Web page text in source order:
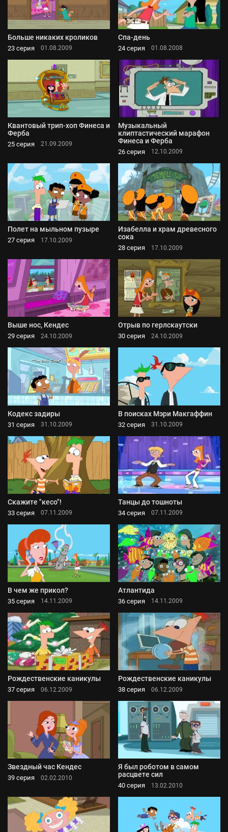
Больше никаких кроликов
23 серия 01.08.2009
Спа-день
24 серия 01.08.2008
Квантовый трип-хоп Финеса и
Ферба
25 серия 21.09.2009
Музыкальный
клиптастический марафон
Финеса и Ферба
26 серия 12.10.2009
Полет на мыльном пузыре
27 серия 17.10.2009
Изабелла и храм древесного
сока
28 серия 17.10.2009
Выше нос, Кендес
29 серия 24.10.2009
Отрыв по герлскаутски
30 серия 24.10.2009
Кодекс задиры
31 серия 31.10.2009
В поисках Мэри Макгаффин
32 серия 31.10.2009
Скажите "кесо"!
33 серия 07.11.2009
Танцы до тошноты
34 серия 07.11.2009
В чем же прикол?
35 серия 14.11.2009
Атлантида
36 серия 14.11.2009
Рождественские каникулы
37 серия 06.12.2009
Рождественские каникулы
38 серия 06.12.2009
Звездный час Кендес
39 серия 02.02.2010
Я был роботом в самом
расцвете сил
40 серия 13.02.2010